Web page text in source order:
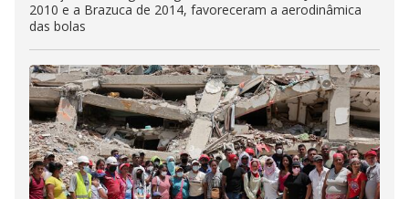
2010 e a Brazuca de 2014, favoreceram a aerodinâmica
das bolas